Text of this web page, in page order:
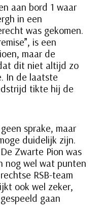
aan bord 1 waar
in een
was gekomen.
is een
maar de
dit niet altijd zo
In de laatste
tikte hij de
sprake, maar
duidelijk zijn.
Zwarte Pion was
nog wel wat punten
RSB-team
ook wel zeker,
gaan